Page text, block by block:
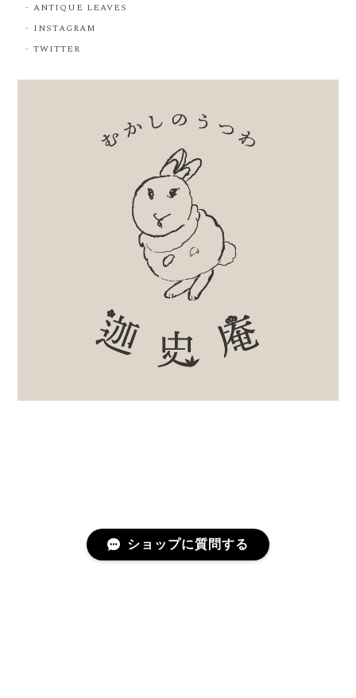
ANTIQUE LEAVES
INSTAGRAM
TWITTER
ショップに質問する